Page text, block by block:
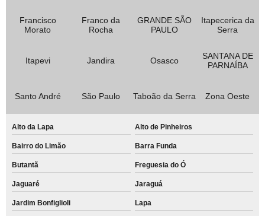
Francisco
Morato
Franco da
Rocha
GRANDE SÃO
PAULO
Itapecerica da
Serra
Itapevi Jandira Osasco
SANTANA DE
PARNAÍBA
Santo André São Paulo Taboão da Serra Zona Oeste
Alto da Lapa Alto de Pinheiros
Bairro do Limão Barra Funda
Butantã Freguesia do Ó
Jaguaré Jaraguá
Jardim Bonfiglioli Lapa